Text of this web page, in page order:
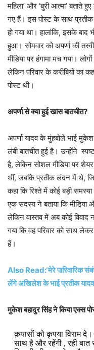
महिला’ और ‘बुरी आत्मा’ बताते
गए हैं। इस पोस्ट के साथ प्रतीक
हो गया था। हालांकि, इसके
हुआ। सोमवार को अपर्णा की
मीडिया पर हंगामा मच गया।
लेकिन परिवार के करीबियों का
पोस्ट थी।
अपर्णा से क्या हुई खास बातचीत?
अपर्णा यादव के मुंहबोले भाई
लंबी बातचीत हुई है। उन्होंने
है, लेकिन सोशल मीडिया पर
थीं, जबकि प्रतीक लंदन में थे,
कहा कि रिश्ते में कोई बड़ी
एक सदस्य ने बताया कि
लेकिन वास्तव में अब कोई विवाद
गया कि वह परिवार को साथ
हैं।
Also Read:‘मेरे पारिवारिक
लेंगे अखिलेश के भाई प्रतीक यादव
मुकेश बहादुर सिंह ने किया एक्स
क़यासों को कृपया विराम
साथ है और रहेंगी , रही बात